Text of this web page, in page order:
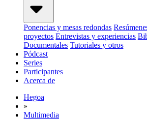
Ponencias y mesas redondas
proyectos Entrevistas y experiencias
Documentales Tutoriales y otros
Pódcast
Series
Participantes
Acerca de
Hegoa
»
Multimedia